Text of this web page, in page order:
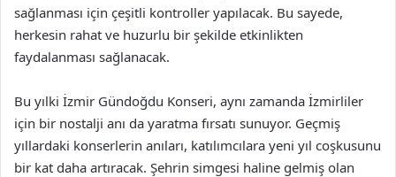
sağlanması için çeşitli kontroller yapılacak. Bu sayede,
herkesin rahat ve huzurlu bir şekilde etkinlikten
faydalanması sağlanacak.
Bu yılki İzmir Gündoğdu Konseri, aynı zamanda İzmirliler
için bir nostalji anı da yaratma fırsatı sunuyor. Geçmiş
yıllardaki konserlerin anıları, katılımcılara yeni yıl coşkusunu
bir kat daha artıracak. Şehrin simgesi haline gelmiş olan